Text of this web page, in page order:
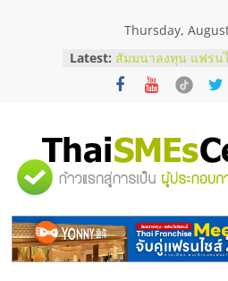
Thursday,
Latest: สัมมนาลงทุน แฟรน
ThaiFranchise
ไชส์ ครั้งที่ 8
บริษัท
วิธีเลือกผู้ให้บริการ
โจทย์ธุรกิจ
เริ่มยังไงให้ผ่านฉลุย
สัมมนาออนไลน์ โอ
บริการน้ำมัน Shell
"ศูนย์
รวม